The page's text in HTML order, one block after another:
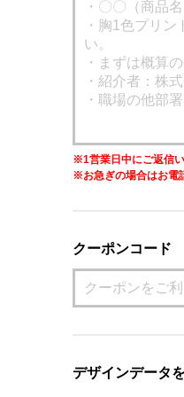
※1営業日中にご返信い
※お急ぎの場合はお電
クーポンコード
デザインデータ